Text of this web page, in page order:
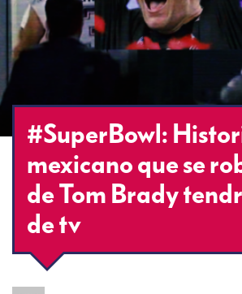
#SuperBowl:
mexicano que se
de Tom Brady
de tv